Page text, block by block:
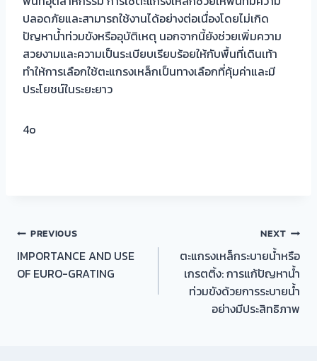
ปลอดภัยและสามารถใช้งานได้อย่างต่อเนื่องโดยไม่เกิด
ปัญหาน้ำท่วมขังหรืออุบัติเหตุ นอกจากนี้ยังช่วยเพิ่มความ
สวยงามและความเป็นระเบียบเรียบร้อยให้กับพื้นที่เดินเท้า
ทำให้การเลือกใช้ตะแกรงเหล็กเป็นทางเลือกที่คุ้มค่าและมี
ประโยชน์ในระยะยาว
4o
แนะแนว
เรื่อง
PREVIOUS
IMPORTANCE AND USE
OF EURO-GRATING
NEXT
ตะแกรงเหล็กระบายน้ำหรือ
เกรตติ้ง: การแก้ปัญหาน้ำ
ท่วมขังด้วยการระบายน้ำ
อย่างมีประสิทธิภาพ